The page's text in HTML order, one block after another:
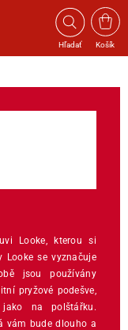
Hľadať Košík
Looke, kterou si
se vyznačuje
jsou používány
pryžové podešve,
na polštářku.
vám bude dlouho a